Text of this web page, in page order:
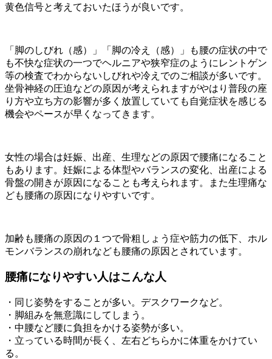
黄色信号と考えておいたほうが良いです。
「脚のしびれ（感）」「脚の冷え（感）」も腰の症状の中で
も不快な症状の一つでヘルニアや狭窄症のようにレントゲン
等の検査でわからないしびれや冷えでのご相談が多いです。
坐骨神経の圧迫などの原因が考えられますがやはり普段の座
り方や立ち方の影響が多く放置していても自覚症状を感じる
機会やペースが早くなってきます。
女性の場合は妊娠、出産、生理などの原因で腰痛になること
もあります。妊娠による体型やバランスの変化、出産による
骨盤の開きが原因になることも考えられます。また生理痛な
ども腰痛の原因になりやすいです。
加齢も腰痛の原因の１つで骨粗しょう症や筋力の低下、ホル
モンバランスの崩れなども腰痛の原因とされています。
腰痛になりやすい人はこんな人
・同じ姿勢をすることが多い。デスクワークなど。
・脚組みを無意識にしてしまう。
・中腰など腰に負担をかける姿勢が多い。
・立っている時間が長く、左右どちらかに体重をかけてい
る。